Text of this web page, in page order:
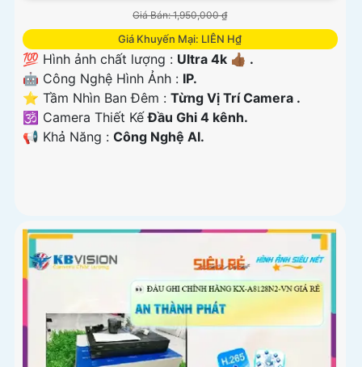
Giá Bán: 1,950,000 ₫
Giá Khuyến Mại: LIÊN H₫
💯 Hình ảnh chất lượng : Ultra 4k 👍🏾 .
🤖️ Công Nghệ Hình Ảnh : IP.
⭐ Tầm Nhìn Ban Đêm : Từng Vị Trí Camera .
🕉️ Camera Thiết KếĐầu Ghi 4 kênh.
️📢 Khả Năng : Công Nghệ AI.